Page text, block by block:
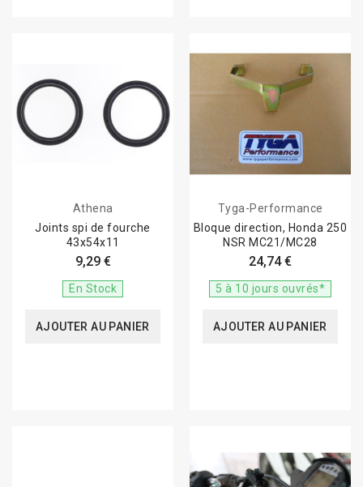
Athena
Joints spi de fourche
43x54x11
9,29 €
En Stock
AJOUTER AU PANIER
Tyga-Performance
Bloque direction, Honda 250
NSR MC21/MC28
24,74 €
5 à 10 jours ouvrés*
AJOUTER AU PANIER